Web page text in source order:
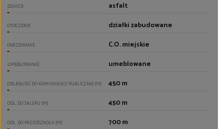
DOJAZD asfalt
OTOCZENIE działki zabudowane
OGRZEWANIE C.O. miejskie
UMEBLOWANIE umeblowane
ODLEGŁOŚĆ DO KOMUNIKACJI PUBLICZNEJ [M] 450 m
ODL. DO SKLEPU [M] 450 m
ODL. DO PRZEDSZKOLA [M] 700 m